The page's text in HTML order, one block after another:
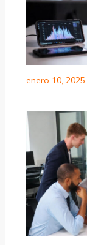
enero 10, 2025